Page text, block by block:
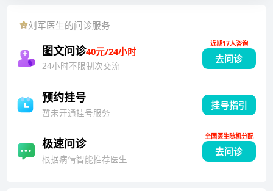
刘军医生的问诊服务
图文问诊40元/24小时
24小时不限制次交流
去问诊
近期17人咨询
预约挂号
暂未开通挂号服务
挂号指引
极速问诊
根据病情智能推荐医生
去问诊
全国医生随机分配